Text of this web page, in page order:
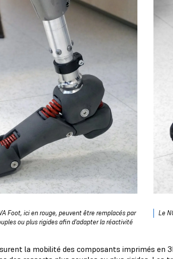
Foot, ici en rouge, peuvent être remplacés par
ou plus rigides afin d'adapter la réactivité
Le
la mobilité des composants imprimés en